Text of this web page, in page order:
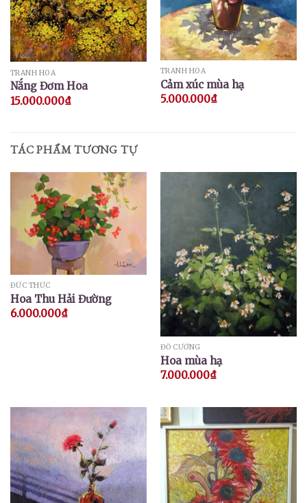
TRANH HOA
Nắng Đơm Hoa
15.000.000₫
TRANH HOA
Cảm xúc mùa hạ
5.000.000₫
TÁC PHẨM TƯƠNG TỰ
ĐỨC THỨC
Hoa Thu Hải Đường
6.000.000₫
ĐỖ CƯỜNG
Hoa mùa hạ
7.000.000₫